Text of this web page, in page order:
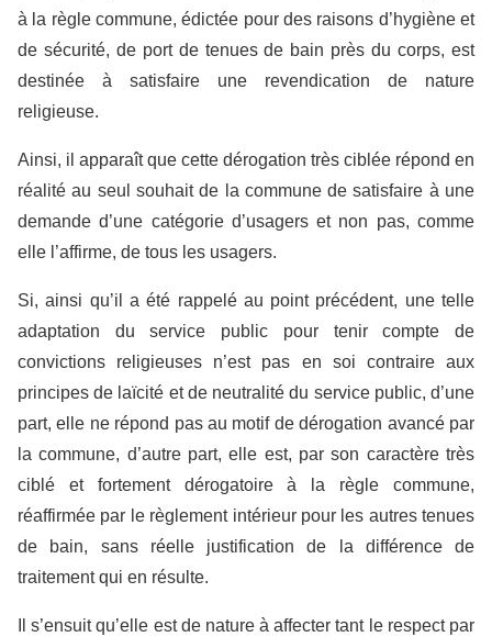
à la règle commune, édictée pour des raisons d’hygiène et
de sécurité, de port de tenues de bain près du corps, est
destinée à satisfaire une revendication de nature
religieuse.
Ainsi, il apparaît que cette dérogation très ciblée répond en
réalité au seul souhait de la commune de satisfaire à une
demande d’une catégorie d’usagers et non pas, comme
elle l’affirme, de tous les usagers.
Si, ainsi qu’il a été rappelé au point précédent, une telle
adaptation du service public pour tenir compte de
convictions religieuses n’est pas en soi contraire aux
principes de laïcité et de neutralité du service public, d’une
part, elle ne répond pas au motif de dérogation avancé par
la commune, d’autre part, elle est, par son caractère très
ciblé et fortement dérogatoire à la règle commune,
réaffirmée par le règlement intérieur pour les autres tenues
de bain, sans réelle justification de la différence de
traitement qui en résulte.
Il s’ensuit qu’elle est de nature à affecter tant le respect par